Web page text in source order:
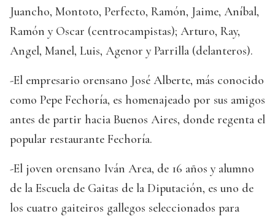
Juancho, Montoto, Perfecto, Ramón, Jaime, Aníbal,
Ramón y Oscar (centrocampistas); Arturo, Ray,
Angel, Manel, Luis, Agenor y Parrilla (delanteros).
-El empresario orensano José Alberte, más conocido
como Pepe Fechoría, es homenajeado por sus amigos
antes de partir hacia Buenos Aires, donde regenta el
popular restaurante Fechoría.
-El joven orensano Iván Area, de 16 años y alumno
de la Escuela de Gaitas de la Diputación, es uno de
los cuatro gaiteiros gallegos seleccionados para